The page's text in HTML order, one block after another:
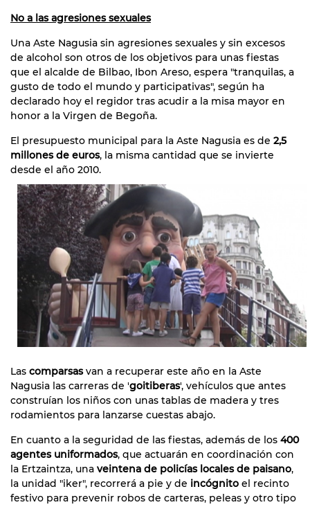
No a las agresiones sexuales
Una Aste Nagusia sin agresiones sexuales y sin excesos
de alcohol son otros de los objetivos para unas fiestas
que el alcalde de Bilbao, Ibon Areso, espera "tranquilas, a
gusto de todo el mundo y participativas", según ha
declarado hoy el regidor tras acudir a la misa mayor en
honor a la Virgen de Begoña.
El presupuesto municipal para la Aste Nagusia es de 2,5
millones de euros, la misma cantidad que se invierte
desde el año 2010.
Las comparsasvan a recuperar este año en la Aste
Nagusia las carreras de 'goitiberas', vehículos que antes
construían los niños con unas tablas de madera y tres
rodamientos para lanzarse cuestas abajo.
En cuanto a la seguridad de las fiestas, además de los 400
agentes uniformados, que actuarán en coordinación con
la Ertzaintza, una veintena de policías locales de paisano,
la unidad "iker", recorrerá a pie y de incógnito el recinto
festivo para prevenir robos de carteras, peleas y otro tipo